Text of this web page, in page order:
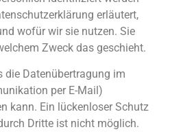
erläutert,
wofür wir sie nutzen. Sie
Zweck das geschieht.
die Datenübertragung im
per E-Mail)
kann. Ein lückenloser Schutz
Dritte ist nicht möglich.